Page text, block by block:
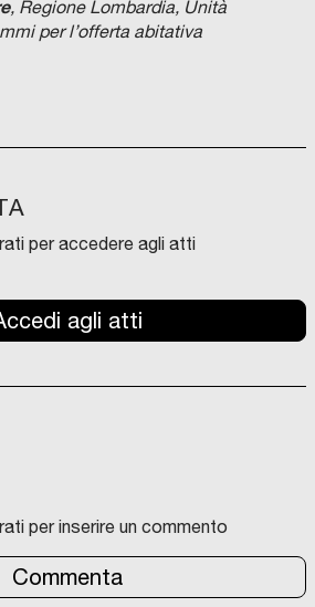
, Regione Lombardia, Unità
per l’offerta abitativa
per accedere agli atti
agli atti
per inserire un commento
Commenta